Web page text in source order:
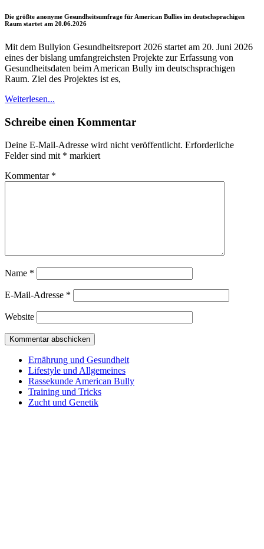
Die größte anonyme Gesundheitsumfrage für American Bullies im deutschsprachigen
Raum startet am 20.06.2026
Mit dem Bullyion Gesundheitsreport 2026 startet am 20. Juni 2026
eines der bislang umfangreichsten Projekte zur Erfassung von
Gesundheitsdaten beim American Bully im deutschsprachigen
Raum. Ziel des Projektes ist es,
Weiterlesen...
Schreibe einen Kommentar
Deine E-Mail-Adresse wird nicht veröffentlicht. Erforderliche
Felder sind mit * markiert
Kommentar *
Name *
E-Mail-Adresse *
Website
Ernährung und Gesundheit
Lifestyle und Allgemeines
Rassekunde American Bully
Training und Tricks
Zucht und Genetik